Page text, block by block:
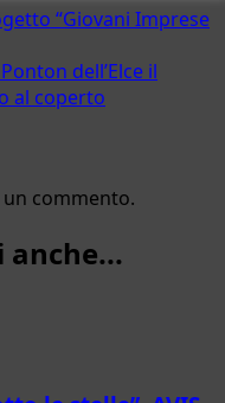
“Giovani Imprese
dell’Elce il
al coperto
commento.